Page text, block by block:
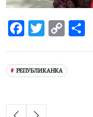
Facebook
Twitter
Copy
РЕПУБЛИКАНКА